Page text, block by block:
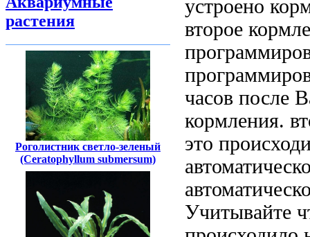
растения
Роголистник светло-зеленый
(Ceratophyllum submersum)
устроено
второе
часов после
кормления.
это
Учитывайте